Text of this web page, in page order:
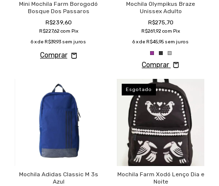
Mini Mochila Farm Borogodó
Bosque Dos Passaros
R$239,60
R$227,62com Pix
6x de R$39,93 sem juros
Mochila Olympikus Braze
Unissex Adulto
R$275,70
R$261,92com Pix
6x de R$45,95 sem juros
Comprar
Mochila Adidas Classic M 3s
Azul
Esgotado
Mochila Farm Xodó Lenço Dia e
Noite